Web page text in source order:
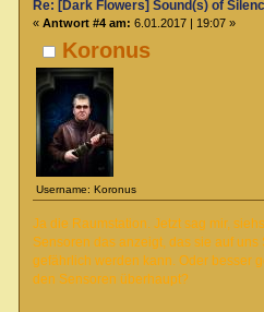
Koronus
Username: Koronus
Re: [Dark Flowers] Sound(s) of
« Antwort #4 am: 6.01.2017 | 19:07 »
Ja die Raumstation. Jetzt sag mir,
Sensoren das anzeigt, das sie auf
gefährlich werden kann. Oder besser
den Sensoren überhaupt?